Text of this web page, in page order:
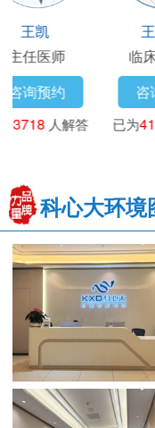
主任医师
咨询预约
已为 3718人解答
科心大环境